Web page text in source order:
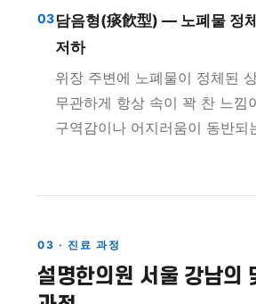
03담음형(痰飮型) — 노폐물 정
저하
위장 주변에 노폐물이 정체된
무관하게 항상 속이 꽉 찬 느낌
구역감이나 어지러움이 동반되
03 · 진료 과정
설명한의원 서울 강남의